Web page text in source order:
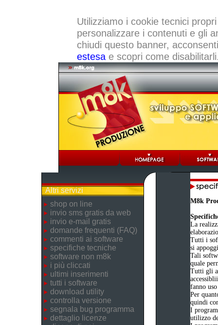
Utilizziamo i cookie tecnici
personalizzare i contenuti e gli
chiudi questo banner,
estesae scopri come
Altri servizi
shop on line
invio sms gratis da web
invio e-mail gratis
domande frequenti (FAQ)
commenti ai software
specifiche tecniche
software non m8k
i più cliccati
ultimi inserimenti
tutti i software
download utility
controlla versione
segnala bug programma
dettaglio licenze
M8k
La
Tutti i
si
Tali
quale
Tutti gli
fanno uso
Per
quindi
I
utilizzo